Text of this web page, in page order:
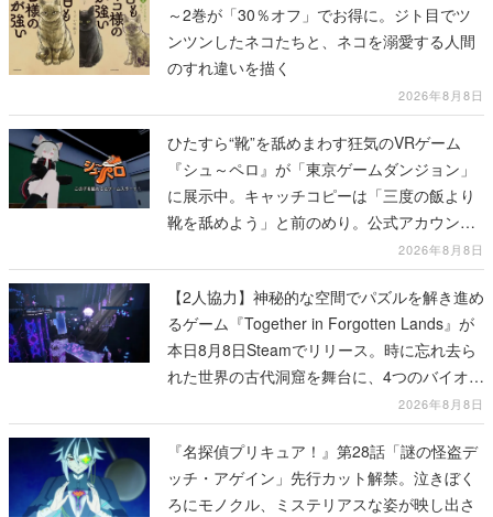
～2巻が「30％オフ」でお得に。ジト目でツ
ンツンしたネコたちと、ネコを溺愛する人間
のすれ違いを描く
2026年8月8日
ひたすら“靴”を舐めまわす狂気のVRゲーム
『シュ～ペロ』が「東京ゲームダンジョン」
に展示中。キャッチコピーは「三度の飯より
靴を舐めよう」と前のめり。公式アカウント
も開設され、2026年リリースに向けて開発中
2026年8月8日
【2人協力】神秘的な空間でパズルを解き進め
るゲーム『Together in Forgotten Lands』が
本日8月8日Steamでリリース。時に忘れ去ら
れた世界の古代洞窟を舞台に、4つのバイオー
2026年8月8日
『名探偵プリキュア！』第28話「謎の怪盗デ
ッチ・アゲイン」先行カット解禁。泣きぼく
ろにモノクル、ミステリアスな姿が映し出さ